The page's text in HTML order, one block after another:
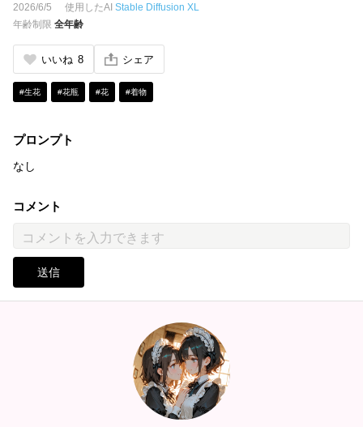
2026/6/5 使用したAI Stable Diffusion XL
年齢制限 全年齢
いいね 8 シェア
#生花 #花瓶 #花 #着物
プロンプト
なし
コメント
送信